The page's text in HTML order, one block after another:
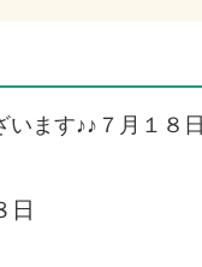
ます♪♪７月１８日
日